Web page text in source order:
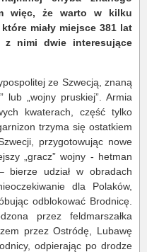
więc, że warto w kilku
miały miejsce 381 lat
z nimi dwie interesujące
ze Szwecją, znaną
lub „wojny pruskiej”. Armia
kwaterach, część tylko
trzyma się ostatkiem
przygotowując nowe
„gracz” wojny - hetman
bierze udział w obradach
dla Polaków,
odblokować Brodnicę.
przez feldmarszałka
przez Ostródę, Lubawę
odpierając po drodze